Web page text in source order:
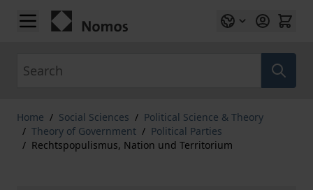
Skip to Content
Home / Social Sciences / Political Science & Theory
/ Theory of Government / Political Parties
/ Rechtspopulismus, Nation und Territorium